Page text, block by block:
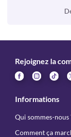
Rejoignez la
Informations
Qui sommes-nous
Comment ça